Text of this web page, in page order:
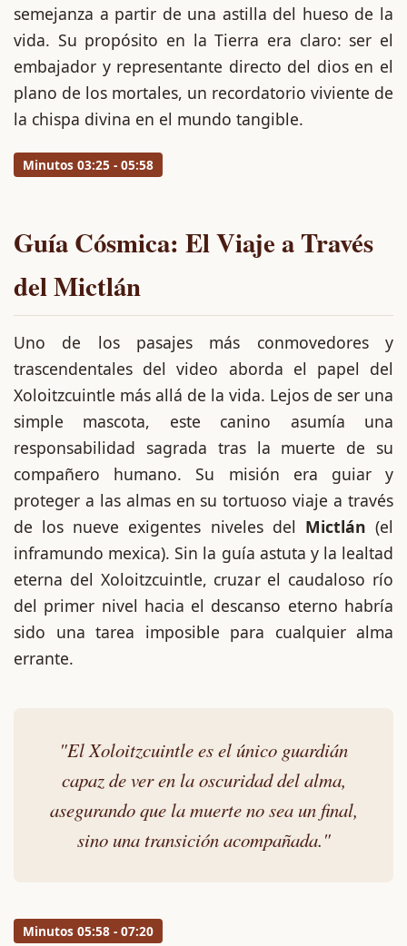
semejanza a partir de una astilla del hueso de la
vida. Su propósito en la Tierra era claro: ser el
embajador y representante directo del dios en el
plano de los mortales, un recordatorio viviente de
la chispa divina en el mundo tangible.
Minutos 03:25 - 05:58
Guía Cósmica: El Viaje a Través
del Mictlán
Uno de los pasajes más conmovedores y
trascendentales del video aborda el papel del
Xoloitzcuintle más allá de la vida. Lejos de ser una
simple mascota, este canino asumía una
responsabilidad sagrada tras la muerte de su
compañero humano. Su misión era guiar y
proteger a las almas en su tortuoso viaje a través
de los nueve exigentes niveles del Mictlán (el
inframundo mexica). Sin la guía astuta y la lealtad
eterna del Xoloitzcuintle, cruzar el caudaloso río
del primer nivel hacia el descanso eterno habría
sido una tarea imposible para cualquier alma
errante.
"El Xoloitzcuintle es el único guardián
capaz de ver en la oscuridad del alma,
asegurando que la muerte no sea un final,
sino una transición acompañada."
Minutos 05:58 - 07:20